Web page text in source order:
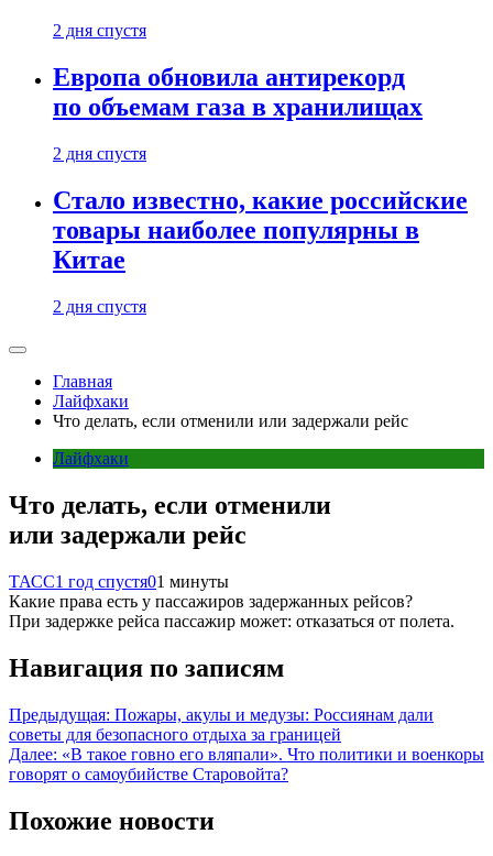
2 дня спустя
Европа обновила антирекорд
по объемам газа в хранилищах
2 дня спустя
Стало известно, какие российские
товары наиболее популярны в
Китае
2 дня спустя
Главная
Лайфхаки
Что делать, если отменили или задержали рейс
Лайфхаки
Что делать, если отменили
или задержали рейс
ТАСС1 год спустя01 минуты
Какие права есть у пассажиров задержанных рейсов?
При задержке рейса пассажир может: отказаться от полета.
Навигация по записям
Предыдущая: Пожары, акулы и медузы: Россиянам дали
советы для безопасного отдыха за границей
Далее: «В такое говно его вляпали». Что политики и военкоры
говорят о самоубийстве Старовойта?
Похожие новости